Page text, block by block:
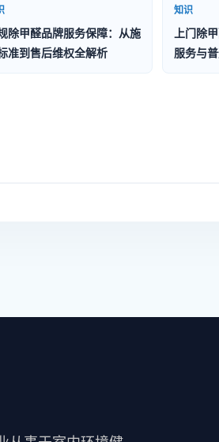
除甲醛品牌服务保障：从施
准到售后维权全解析
知识
上门除
服务与